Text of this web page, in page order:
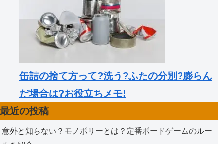
缶詰の捨て方って?洗う?ふたの分別?膨らん
だ場合は?お役立ちメモ!
最近の投稿
意外と知らない？モノポリーとは？定番ボードゲームのルー